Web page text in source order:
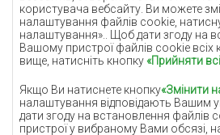
користувача вебсайту. Ви можете
налаштування файлів cookie,
налаштування».. Щоб дати згоду на
Вашому пристрої файлів cookie всіх
вище, натисніть кнопку«Прийняти
Якщо Ви натиснете кнопку«Змінити
налаштування відповідають Вашим
дати згоду на встановлення файлів
пристрої у вибраному Вами обсязі,
М'ятні
Блакитні
Помаранчеві
Сірі покриття
Теракотові